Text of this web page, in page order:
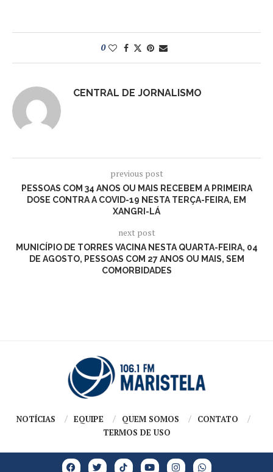
0
CENTRAL DE JORNALISMO
previous post
PESSOAS COM 34 ANOS OU MAIS RECEBEM A PRIMEIRA
DOSE CONTRA A COVID-19 NESTA TERÇA-FEIRA, EM
XANGRI-LÁ
next post
MUNICÍPIO DE TORRES VACINA NESTA QUARTA-FEIRA, 04
DE AGOSTO, PESSOAS COM 27 ANOS OU MAIS, SEM
COMORBIDADES
NOTÍCIAS EQUIPE QUEM SOMOS
CONTATO
TERMOS DE USO